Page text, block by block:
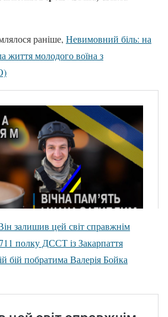
раніше, Невимовний біль: на
життя молодого воїна з
залишив цей світ справжнім
полку ДССТ із Закарпаття
бій побратима Валерія Бойка